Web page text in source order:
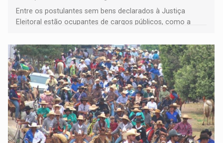
Entre os postulantes sem bens declarados à Justiça
Eleitoral estão ocupantes de cargos públicos, como a
Pedro Geovar (PP) e a vice-prefeita Magna dos Anjos
(NOVO)